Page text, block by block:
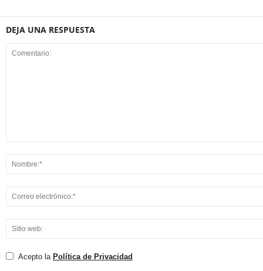
DEJA UNA RESPUESTA
Acepto la Política de Privacidad